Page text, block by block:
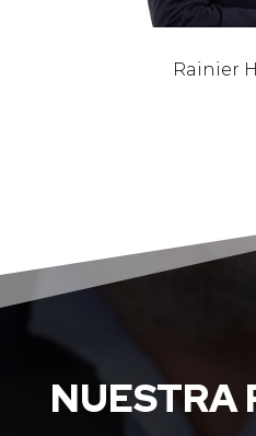
Rainier
NUESTRA